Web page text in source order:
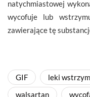
natychmiastowej
wycofuje lub
zawierające tę
GIF leki
walsartan